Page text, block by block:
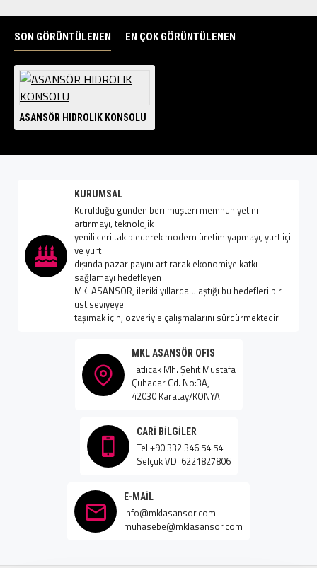
SON GÖRÜNTÜLENEN EN ÇOK GÖRÜNTÜLENEN
ASANSÖR HIDROLIK KONSOLU
KURUMSAL
Kurulduğu günden beri müşteri memnuniyetini
artırmayı, teknolojik
yenilikleri takip ederek modern üretim yapmayı, yurt içi
ve yurt
dışında pazar payını artırarak ekonomiye katkı
sağlamayı hedefleyen
MKLASANSÖR, ileriki yıllarda ulaştığı bu hedefleri bir
üst seviyeye
taşımak için, özveriyle çalışmalarını sürdürmektedir.
MKL ASANSÖR OFIS
Tatlıcak Mh. Şehit Mustafa
Çuhadar Cd. No:3A,
42030 Karatay/KONYA
CARI BILGILER
Tel:+90 332 346 54 54
Selçuk VD: 6221827806
E-MAIL
info@mklasansor.com
muhasebe@mklasansor.com